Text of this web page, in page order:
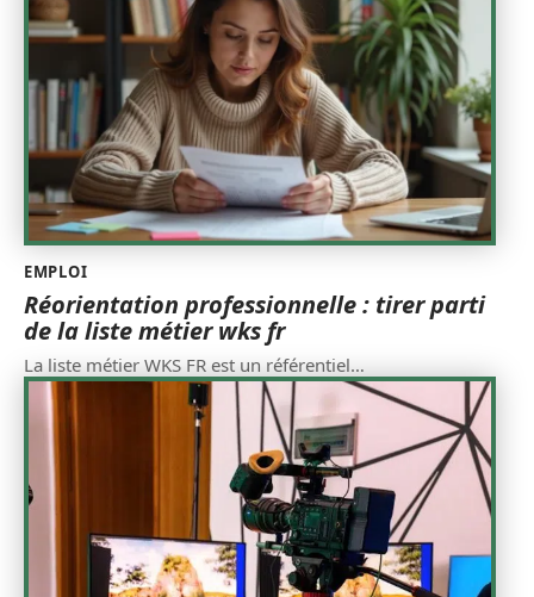
EMPLOI
Réorientation professionnelle : tirer parti
de la liste métier wks fr
La liste métier WKS FR est un référentiel…